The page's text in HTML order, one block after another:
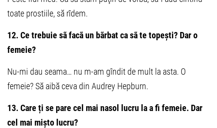
toate prostiile, să rîdem.
12. Ce trebuie sã facã un bãrbat ca sã te topești? Dar o
femeie?
Nu-mi dau seama… nu m-am gîndit de mult la asta. O
femeie? Să aibă ceva din Audrey Hepburn.
13. Care ți se pare cel mai nasol lucru la a fi femeie. Dar
cel mai mișto lucru?